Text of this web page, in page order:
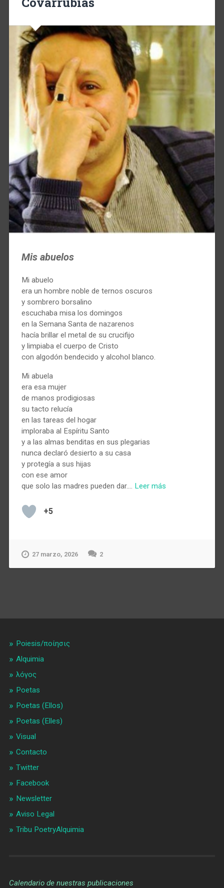
Mis abuelos
Mi abuelo
era un hombre noble de ternos oscuros
y sombrero borsalino
escuchaba misa los domingos
en la Semana Santa de nazarenos
hacía brillar el metal de su crucifijo
y limpiaba el cuerpo de Cristo
con algodón bendecido y alcohol blanco.
Mi abuela
era esa mujer
de manos prodigiosas
su tacto relucía
en las tareas del hogar
imploraba al Espíritu Santo
y a las almas benditas en sus plegarias
nunca declaró desierto a su casa
y protegía a sus hijas
con ese amor
que solo las madres pueden dar.… Leer más
+5
27 marzo, 2026 2
Poiesis/ποίησις
Alquimia
λóγος
Poetas
Poetas (Ellos)
Poetas (Elles)
Visual
Contacto
Twitter
Facebook
Newsletter
Aviso Legal
Tribu PoetryAlquimia
Calendario de nuestras publicaciones